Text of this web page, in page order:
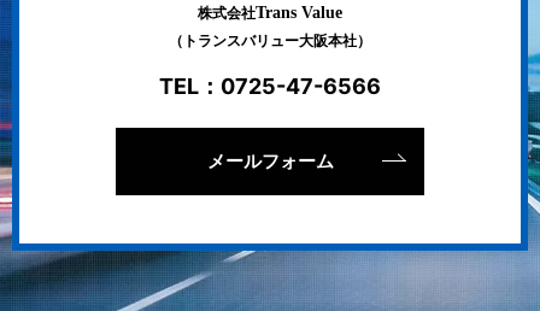
株式会社Trans Value
（トランスバリュー大阪本社）
TEL： 0725-47-6566
メールフォーム